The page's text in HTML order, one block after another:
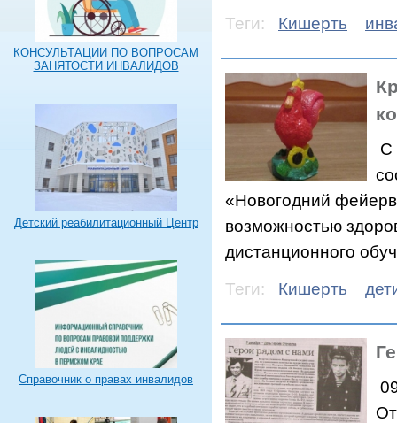
КОНСУЛЬТАЦИИ ПО ВОПРОСАМ
ЗАНЯТОСТИ ИНВАЛИДОВ
Детский реабилитационный Центр
Справочник о правах инвалидов
Теги:
Кишерть
С
«Новогодний
возможностью
дистанционного
Теги:
Кишерть